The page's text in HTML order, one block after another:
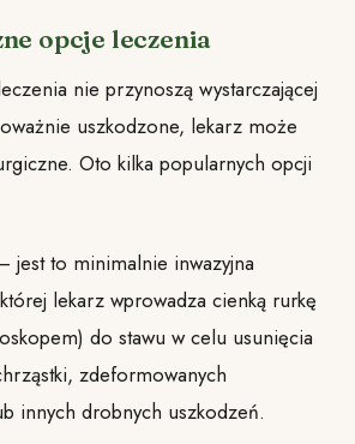
opcje leczenia
nie przynoszą wystarczającej
uszkodzone, lekarz może
Oto kilka popularnych opcji
jest to minimalnie inwazyjna
lekarz wprowadza cienką rurkę
do stawu w celu usunięcia
zdeformowanych
innych drobnych uszkodzeń.